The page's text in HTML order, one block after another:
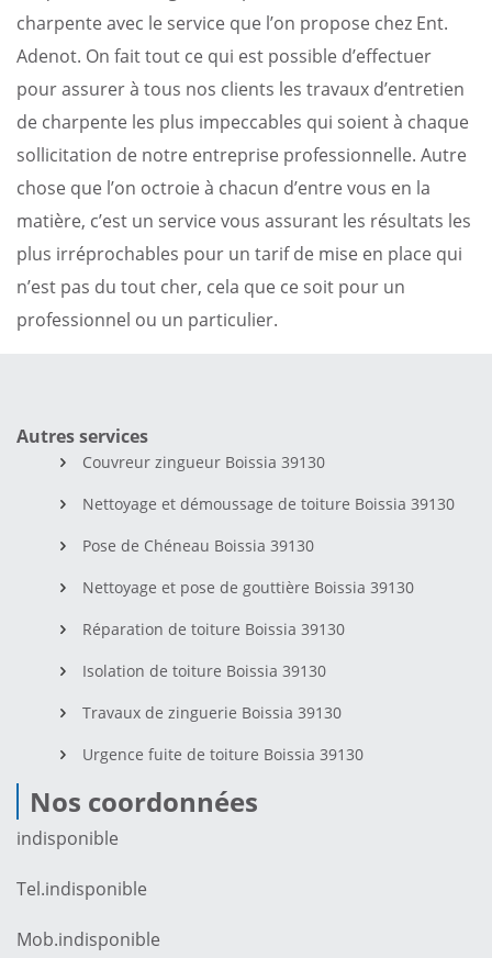
charpente avec le service que l’on propose chez Ent.
Adenot. On fait tout ce qui est possible d’effectuer
pour assurer à tous nos clients les travaux d’entretien
de charpente les plus impeccables qui soient à chaque
sollicitation de notre entreprise professionnelle. Autre
chose que l’on octroie à chacun d’entre vous en la
matière, c’est un service vous assurant les résultats les
plus irréprochables pour un tarif de mise en place qui
n’est pas du tout cher, cela que ce soit pour un
professionnel ou un particulier.
Autres services
Couvreur zingueur Boissia 39130
Nettoyage et démoussage de toiture Boissia 39130
Pose de Chéneau Boissia 39130
Nettoyage et pose de gouttière Boissia 39130
Réparation de toiture Boissia 39130
Isolation de toiture Boissia 39130
Travaux de zinguerie Boissia 39130
Urgence fuite de toiture Boissia 39130
Nos coordonnées
indisponible
Tel.indisponible
Mob.indisponible